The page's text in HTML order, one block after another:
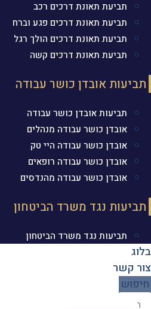
תביעת תאונת דרכים רכב
תביעת תאונת דרכים פגע וברח
תביעת תאונת דרכים הולך רגל
תביעת תאונת דרכים קשה
תביעות אובדן כושר עבודה
תביעות אובדן כושר עבודה
אובדן כושר עבודה מנהלים
אובדן כושר עבודה היי טק
אובדן כושר עבודה רופאים
אובדן כושר עבודה מהנדסים
תביעות נגד משרד הביטחון
תביעות נגד משרד הביטחון
בלוג
צור קשר
חיפוש